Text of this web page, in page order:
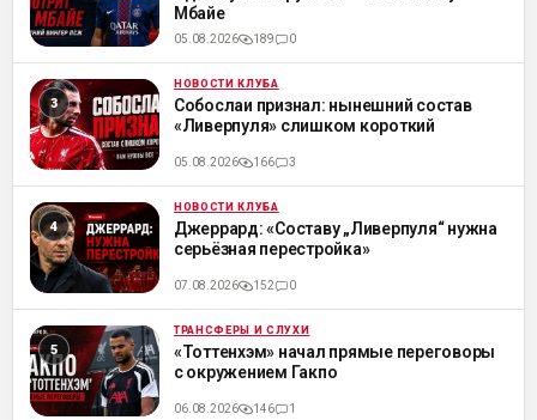
Мбайе
05.08.2026 189 0
ML НОВОСТИ КЛУБА
Собослаи признал: нынешний состав
«Ливерпуля» слишком короткий
05.08.2026 166 3
ML НОВОСТИ КЛУБА
Джеррард: «Составу „Ливерпуля“ нужна
серьёзная перестройка»
07.08.2026 152 0
ML ТРАНСФЕРЫ И СЛУХИ
«Тоттенхэм» начал прямые переговоры
с окружением Гакпо
06.08.2026 146 1